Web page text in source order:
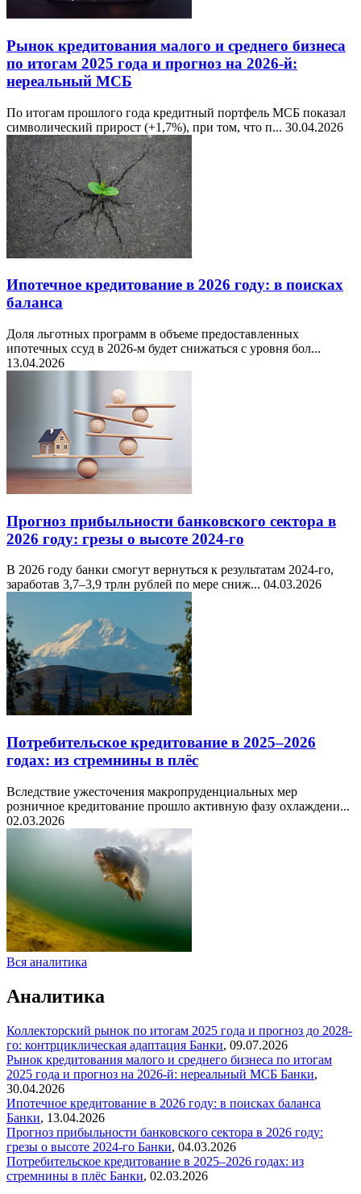
Рынок кредитования малого и среднего бизнеса
по итогам 2025 года и прогноз на 2026-й:
нереальный МСБ
По итогам прошлого года кредитный портфель МСБ показал
символический прирост (+1,7%), при том, что п... 30.04.2026
Ипотечное кредитование в 2026 году: в поисках
баланса
Доля льготных программ в объеме предоставленных
ипотечных ссуд в 2026-м будет снижаться с уровня бол...
13.04.2026
Прогноз прибыльности банковского сектора в
2026 году: грезы о высоте 2024-го
В 2026 году банки смогут вернуться к результатам 2024-го,
заработав 3,7–3,9 трлн рублей по мере сниж... 04.03.2026
Потребительское кредитование в 2025–2026
годах: из стремнины в плёс
Вследствие ужесточения макропруденциальных мер
розничное кредитование прошло активную фазу охлаждени...
02.03.2026
Вся аналитика
Аналитика
Коллекторский рынок по итогам 2025 года и прогноз до 2028-
го: контрциклическая адаптация Банки, 09.07.2026
Рынок кредитования малого и среднего бизнеса по итогам
2025 года и прогноз на 2026-й: нереальный МСБ Банки,
30.04.2026
Ипотечное кредитование в 2026 году: в поисках баланса
Банки, 13.04.2026
Прогноз прибыльности банковского сектора в 2026 году:
грезы о высоте 2024-го Банки, 04.03.2026
Потребительское кредитование в 2025–2026 годах: из
стремнины в плёс Банки, 02.03.2026